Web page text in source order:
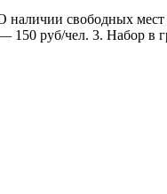
свободных
— 150 руб/чел. 3. Набор